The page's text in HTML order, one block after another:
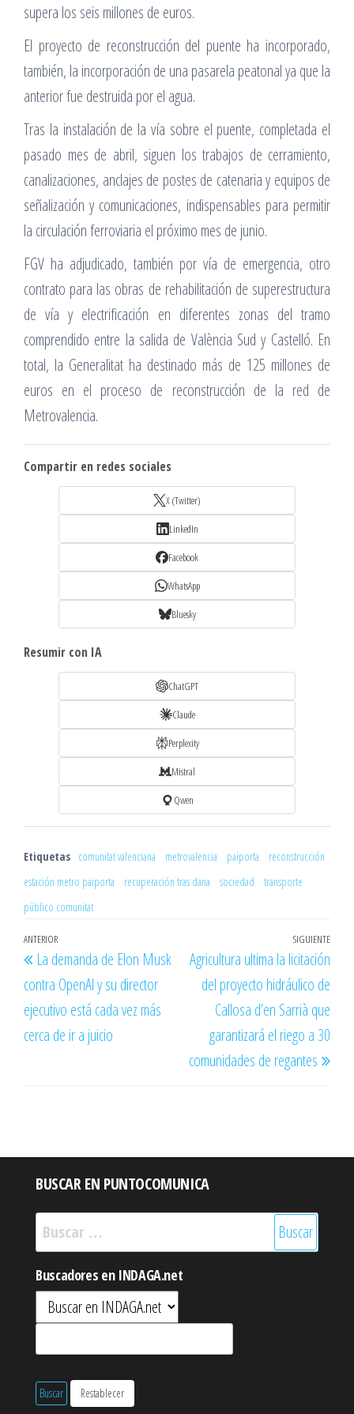
supera los seis millones de euros.
El proyecto de reconstrucción del puente ha incorporado,
también, la incorporación de una pasarela peatonal ya que la
anterior fue destruida por el agua.
Tras la instalación de la vía sobre el puente, completada el
pasado mes de abril, siguen los trabajos de cerramiento,
canalizaciones, anclajes de postes de catenaria y equipos de
señalización y comunicaciones, indispensables para permitir
la circulación ferroviaria el próximo mes de junio.
FGV ha adjudicado, también por vía de emergencia, otro
contrato para las obras de rehabilitación de superestructura
de vía y electrificación en diferentes zonas del tramo
comprendido entre la salida de València Sud y Castelló. En
total, la Generalitat ha destinado más de 125 millones de
euros en el proceso de reconstrucción de la red de
Metrovalencia.
Compartir en redes sociales
X (Twitter)
LinkedIn
Facebook
WhatsApp
Bluesky
Resumir con IA
ChatGPT
Claude
Perplexity
Mistral
Qwen
Etiquetas comunitat valenciana metrovalencia paiporta
reconstrucción
estación metro paiporta
recuperación tras dana sociedad
transporte
público comunitat
Navegación
de
entradas
Entrada
anterior
ANTERIOR
La demanda de Elon Musk
contra OpenAl y su director
ejecutivo está cada vez más
cerca de ir a juicio
SIGUIENTE
Agricultura ultima la licitación
del proyecto hidráulico de
Callosa d’en Sarrià que
garantizará el riego a 30
comunidades de regantes
BUSCAR EN PUNTOCOMUNICA
Buscar:
Buscadores en INDAGA.net